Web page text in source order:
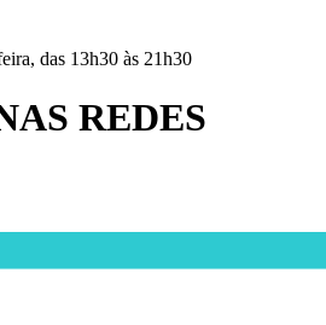
das 13h30 às 21h30
REDES